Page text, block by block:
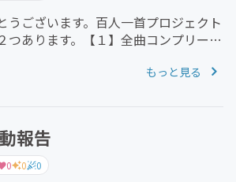
うございます。百人一首プロジェクト
つあります。【１】全曲コンプリー
ー１ ライブ会場を決めて、セットリ
もっと見る
報告
0 0 0